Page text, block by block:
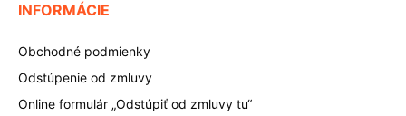
INFORMÁCIE
Obchodné podmienky
Odstúpenie od zmluvy
Online formulár „Odstúpiť od zmluvy tu“